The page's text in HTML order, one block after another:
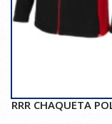
RRR CHAQUETA